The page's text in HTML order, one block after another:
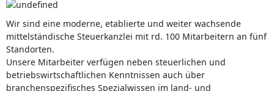
Wir sind eine moderne, etablierte und weiter wachsende
mittelständische Steuerkanzlei mit rd. 100 Mitarbeitern an fünf
Standorten.
Unsere Mitarbeiter verfügen neben steuerlichen und
betriebswirtschaftlichen Kenntnissen auch über
branchenspezifisches Spezialwissen im land- und